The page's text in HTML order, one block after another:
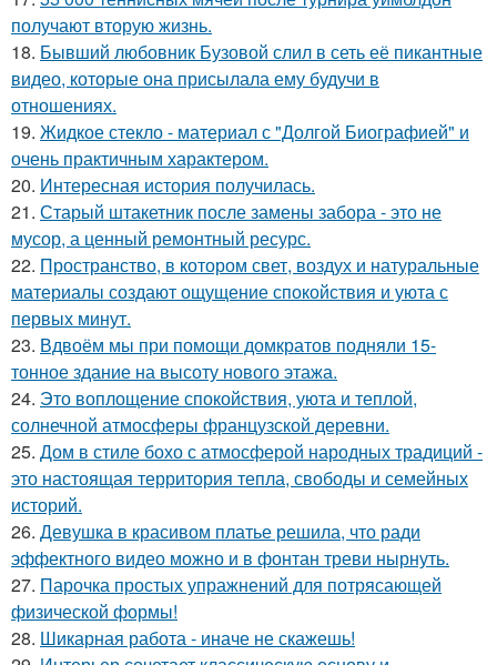
получают вторую жизнь.
18. Бывший любовник Бузовой слил в сеть её пикантные
видео, которые она присылала ему будучи в
отношениях.
19. Жидкое стекло - материал с "Долгой Биографией" и
очень практичным характером.
20. Интересная история получилась.
21. Старый штакетник после замены забора - это не
мусор, а ценный ремонтный ресурс.
22. Пространство, в котором свет, воздух и натуральные
материалы создают ощущение спокойствия и уюта с
первых минут.
23. Вдвоём мы при помощи домкратов подняли 15-
тонное здание на высоту нового этажа.
24. Это воплощение спокойствия, уюта и теплой,
солнечной атмосферы французской деревни.
25. Дом в стиле бохо с атмосферой народных традиций -
это настоящая территория тепла, свободы и семейных
историй.
26. Девушка в красивом платье решила, что ради
эффектного видео можно и в фонтан треви нырнуть.
27. Парочка простых упражнений для потрясающей
физической формы!
28. Шикарная работа - иначе не скажешь!